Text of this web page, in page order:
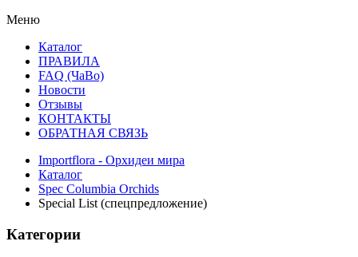
Меню
Каталог
ПРАВИЛА
FAQ (ЧаВо)
Новости
Отзывы
КОНТАКТЫ
ОБРАТНАЯ СВЯЗЬ
Importflora - Орхидеи мира
Каталог
Spec Columbia Orchids
Special List (спецпредложение)
Категории